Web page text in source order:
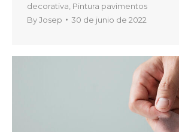
decorativa Pintura pavimentos
ByJosep 30 de junio de 2022